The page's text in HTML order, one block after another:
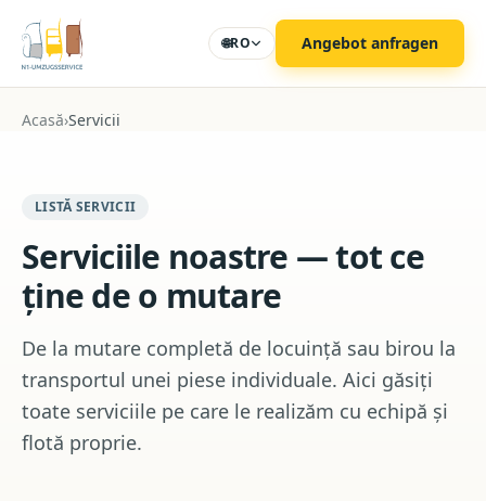
Zum Hauptinhalt
🌐RO Angebot anfragen
Acasă›Servicii
LISTĂ SERVICII
Serviciile noastre — tot ce
ține de o mutare
De la mutare completă de locuință sau birou la
transportul unei piese individuale. Aici găsiți
toate serviciile pe care le realizăm cu echipă și
flotă proprie.